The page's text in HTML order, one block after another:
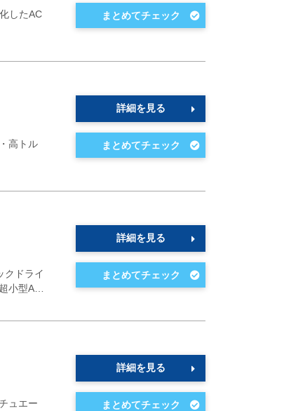
したAC
高トル
詳細を見る
クドライ
小型A…
詳細を見る
ュエー
詳細を見る